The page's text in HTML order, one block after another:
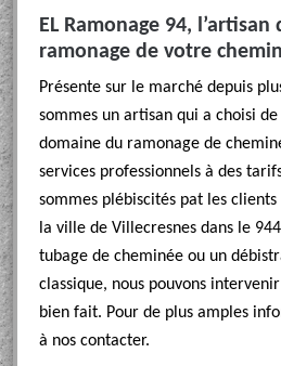
EL Ramonage 94, l’artisan
ramonage de votre
Présente sur le marché depuis
sommes un artisan qui a choisi
domaine du ramonage de
services professionnels à des
sommes plébiscités pat les
la ville de Villecresnes dans le
tubage de cheminée ou un
classique, nous pouvons
bien fait. Pour de plus amples
à nos contacter.